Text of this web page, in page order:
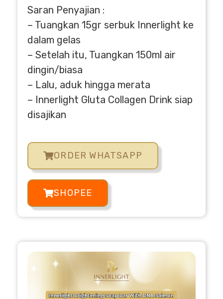
Saran Penyajian :
– Tuangkan 15gr serbuk Innerlight ke
dalam gelas
– Setelah itu, Tuangkan 150ml air
dingin/biasa
– Lalu, aduk hingga merata
– Innerlight Gluta Collagen Drink siap
disajikan
ORDER WHATSAPP
SHOPEE